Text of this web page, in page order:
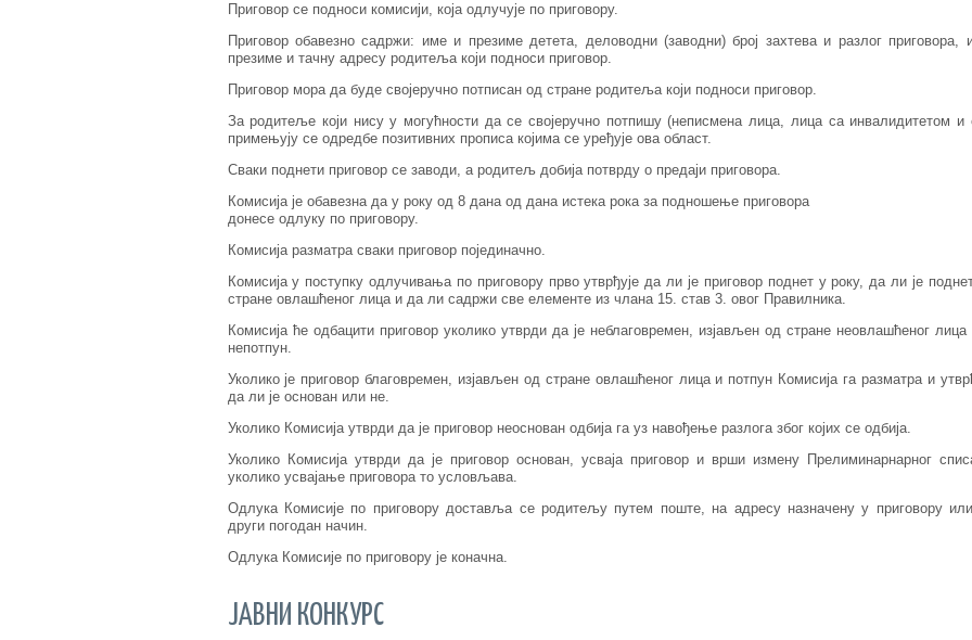
Приговор се подноси комисији, која одлучује по приговору.
Приговор обавезно садржи: име и презиме детета, деловодни (заводни) број захтева и разлог приговора,
презиме и тачну адресу родитеља који подноси приговор.
Приговор мора да буде својеручно потписан од стране родитеља који подноси приговор.
За родитеље који нису у могућности да се својеручно потпишу (неписмена лица, лица са инвалидитетом и
примењују се одредбе позитивних прописа којима се уређује ова област.
Сваки поднети приговор се заводи, а родитељ добија потврду о предаји приговора.
Комисија је обавезна да у року од 8 дана од дана истека рока за подношење приговора
донесе одлуку по приговору.
Комисија разматра сваки приговор појединачно.
Комисија у поступку одлучивања по приговору прво утврђује да ли је приговор поднет у року, да ли је
стране овлашћеног лица и да ли садржи све елементе из члана 15. став 3. овог Правилника.
Комисија ће одбацити приговор уколико утврди да је неблаговремен, изјављен од стране неовлашћеног лица
непотпун.
Уколико је приговор благовремен, изјављен од стране овлашћеног лица и потпун Комисија га разматра и
да ли је основан или не.
Уколико Комисија утврди да је приговор неоснован одбија га уз навођење разлога због којих се одбија.
Уколико Комисија утврди да је приговор основан, усваја приговор и врши измену Прелиминарнарног
уколико усвајање приговора то условљава.
Одлука Комисије по приговору доставља се родитељу путем поште, на адресу назначену у приговору
други погодан начин.
Одлука Комисије по приговору је коначна.
ЈАВНИ КОНКУРС